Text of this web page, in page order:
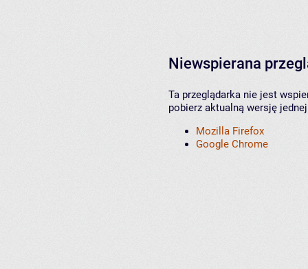
Niewspierana
Ta przeglądarka nie jest
pobierz aktualną wersję
Mozilla Firefox
Google Chrome